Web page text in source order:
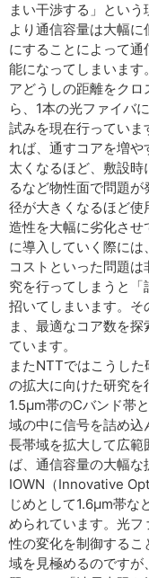
まい干渉する」とい
より通信容量は大幅
にすることによって
能になってしまいま
アどうしの距離をク
ら、1本の光ファイバ
試みを現在行ってい
れば、通すコアを増
太くなるほど、敷設
るなど物性面で問題
径が大きくなるほど
造性を大幅に劣化さ
に導入していく際に
コストといった問題
究を行ってしまうと
招いてしまいます。そ
ま、最適なコア数を
ています。
またNTTではこうし
の拡大に向けた研究を
1.5μm帯のCバンド帯
域の中に信号を詰め
長帯域を拡大して広
ば、通信容量の大幅な
IOWN（Innovative
じめとして1.6μm帯な
められています。光
性の変化を制御する
域を見極めるのです